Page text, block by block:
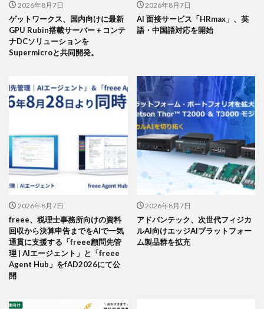
2026年8月7日
ゲットワークス、国内向けに最新
GPU Rubin搭載サーバー＋コンテ
ナDCソリューションを
Supermicroと共同開発。
2026年8月7日
AI 面接サービス「HRmax」、英
語・中国語対応を開始
2026年8月7日
freee、税理士事務所向けの資料
回収から決算申告までをAIで一気
通貫に支援する「freee顧問先管
理 | AIエージェント」と「freee
Agent Hub」をfAD2026にて公
開
2026年8月7日
アドバンテック、次世代フィジカ
ルAI向けエッジAIプラットフォー
ム製品群を拡充